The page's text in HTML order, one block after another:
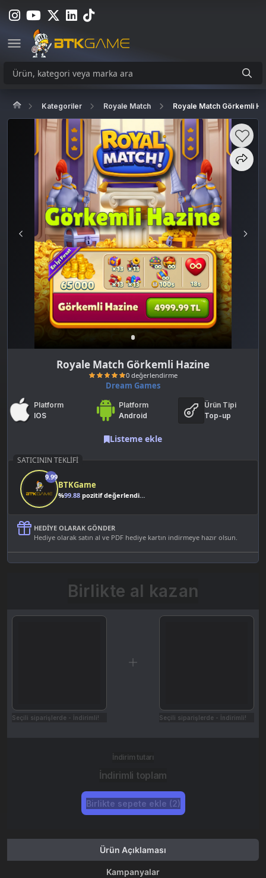
Kategoriler Royale Match Royale Match Görkemli
Royale Match Görkemli Hazine
Dream Games
Platform
IOS
Platform
Android
Ürün Tipi
Top-up
Listeme ekle
SATICININ TEKLIFI
9.99
BTKGame
%99.88 pozitif değerlendirme
HEDIYE OLARAK GÖNDER
Hediye olarak satın al ve PDF hediye kartın indirmeye hazır olsun.
Birlikte al kazan
Seçili siparişlerde - İndirimli! Seçili siparişlerde - İndirimli!
İndirim tutarı
İndirimli toplam
Birlikte sepete ekle (2)
Ürün Açıklaması
Kampanyalar